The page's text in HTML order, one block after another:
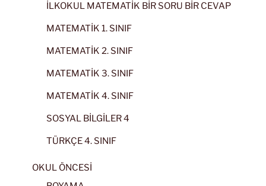
İLKOKUL MATEMATİK BİR SORU BİR CEVAP
MATEMATİK 1. SINIF
MATEMATİK 2. SINIF
MATEMATİK 3. SINIF
MATEMATİK 4. SINIF
SOSYAL BİLGİLER 4
TÜRKÇE 4. SINIF
OKUL ÖNCESİ